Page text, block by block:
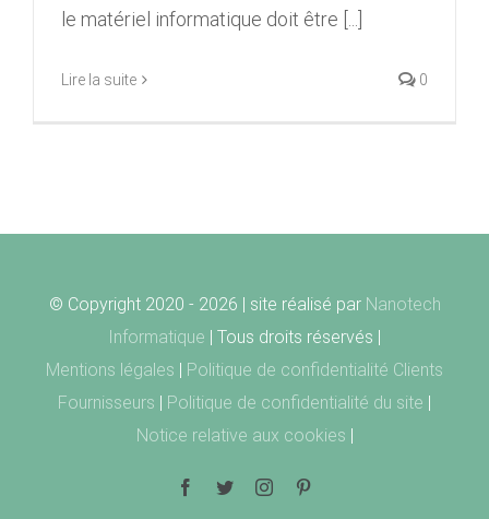
le matériel informatique doit être [...]
Lire la suite 0
© Copyright 2020 - 2026 | site réalisé par Nanotech
Informatique | Tous droits réservés |
Mentions légales | Politique de confidentialité Clients
Fournisseurs | Politique de confidentialité du site |
Notice relative aux cookies |
Facebook
TwitterInstagram